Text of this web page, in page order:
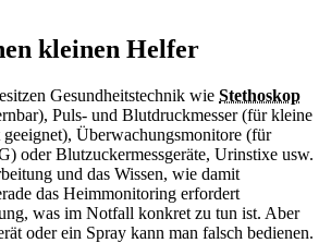
kleinen Helfer
Gesundheitstechnik wie Stethoskop
Puls- und Blutdruckmesser (für kleine
Überwachungsmonitore (für
oder Blutzuckermessgeräte, Urinstixe usw.
und das Wissen, wie damit
das Heimmonitoring erfordert
was im Notfall konkret zu tun ist. Aber
oder ein Spray kann man falsch bedienen.